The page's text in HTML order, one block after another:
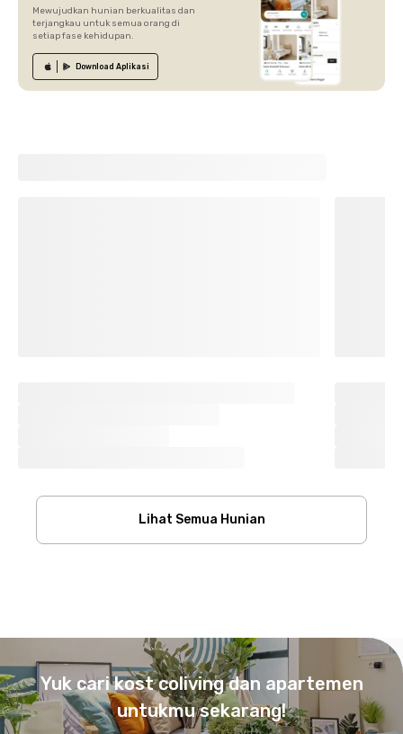
Mewujudkan hunian berkualitas dan
terjangkau untuk semua orang di
setiap fase kehidupan.
Download Aplikasi
Lihat Semua Hunian
Yuk cari kost coliving dan apartemen
untukmu sekarang!